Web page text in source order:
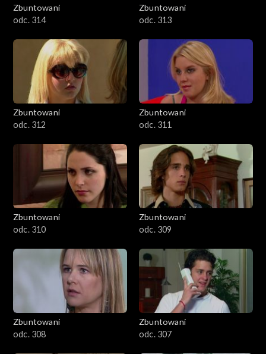
Zbuntowani
odc. 314
Zbuntowani
odc. 313
Zbuntowani
odc. 312
Zbuntowani
odc. 311
Zbuntowani
odc. 310
Zbuntowani
odc. 309
Zbuntowani
odc. 308
Zbuntowani
odc. 307